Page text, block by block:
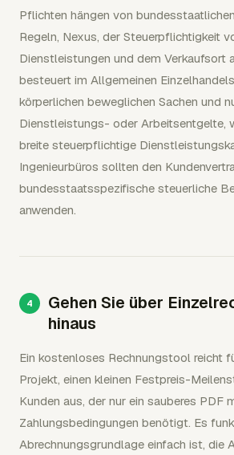
Pflichten hängen von
Regeln, Nexus, der Steuerpflichtigkeit
Dienstleistungen und dem Verkaufsort
besteuert im Allgemeinen
körperlichen beweglichen Sachen und
Dienstleistungs- oder Arbeitsentgelte,
breite steuerpflichtige
Ingenieurbüros sollten den
bundesstaatsspezifische steuerliche
anwenden.
Gehen Sie über
hinaus
Ein kostenloses Rechnungstool reicht
Projekt, einen kleinen Festpreis-
Kunden aus, der nur ein sauberes PDF
Zahlungsbedingungen benötigt. Es
Abrechnungsgrundlage einfach ist, die